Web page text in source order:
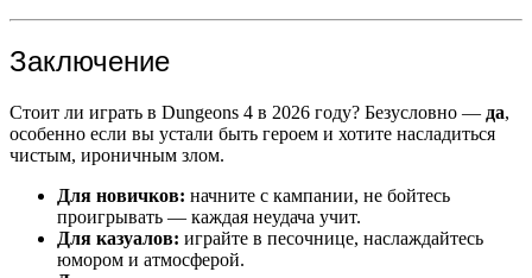
Заключение
Стоит ли играть в Dungeons 4 в 2026 году? Безусловно — да,
особенно если вы устали быть героем и хотите насладиться
чистым, ироничным злом.
Для новичков: начните с кампании, не бойтесь
проигрывать — каждая неудача учит.
Для казуалов: играйте в песочнице, наслаждайтесь
юмором и атмосферой.